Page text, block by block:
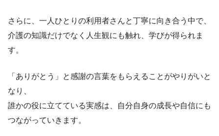
さらに、一人ひとりの利用者さんと丁寧に向き合う中で、
介護の知識だけでなく人生観にも触れ、学びが得られま
す。
「ありがとう」と感謝の言葉をもらえることがやりがいと
なり、
誰かの役に立てている実感は、自分自身の成長や自信にも
つながっていきます。